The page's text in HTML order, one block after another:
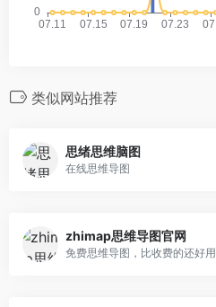
类似网站推荐
思绪思维脑图
在线思维导图
zhimap思维导图官网
免费思维导图，比收费的还好用